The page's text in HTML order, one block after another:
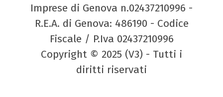
Imprese di Genova n.02437210996 -
R.E.A. di Genova: 486190 - Codice
Fiscale / P.Iva 02437210996
Copyright © 2025 (V3) - Tutti i
diritti riservati